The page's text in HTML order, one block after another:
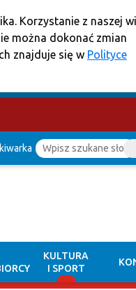
Korzystanie z naszej
można dokonać zmian
znajduje się w Polityce
KULTURA
I SPORT